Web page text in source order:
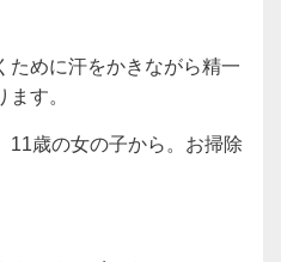
ために汗をかきながら精一
す。
11歳の女の子から。お掃除